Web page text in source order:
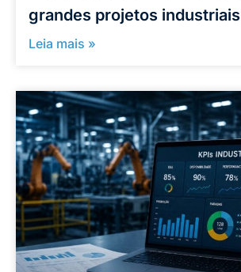
grandes projetos industriais
Leia mais »